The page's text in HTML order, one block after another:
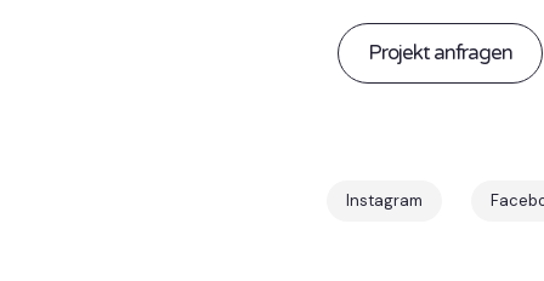
Projekt anfragen
Instagram